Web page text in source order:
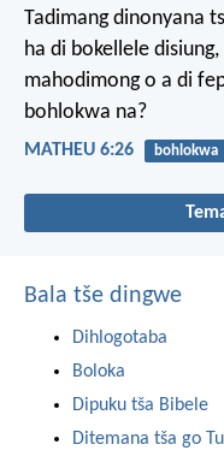
Tadimang dinonyana
ha di bokellele
mahodimong o a di
bohlokwa na?
MATHEU 6:26 bohlokwa
Bala tše dingwe
Dihlogotaba
Boloka
Dipuku tša Bibele
Ditemana tša go